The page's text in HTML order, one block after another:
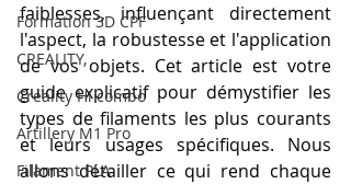
Formation 3D CPF
CREALITY,
Creality Hi combo
Artillery M1 Pro
Filament PLA
faiblesses, influençant directement
l'aspect, la robustesse et l'application
de vos objets. Cet article est votre
guide explicatif pour démystifier les
types de filaments les plus courants
et leurs usages spécifiques. Nous
allons détailler ce qui rend chaque